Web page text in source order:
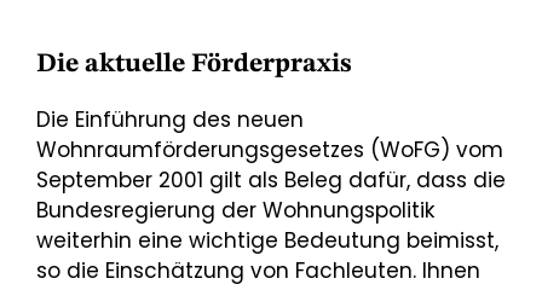
Die aktuelle Förderpraxis
Die Einführung des neuen
Wohnraumförderungsgesetzes (WoFG) vom
September 2001 gilt als Beleg dafür, dass die
Bundesregierung der Wohnungspolitik
weiterhin eine wichtige Bedeutung beimisst,
so die Einschätzung von Fachleuten. Ihnen